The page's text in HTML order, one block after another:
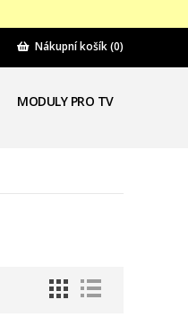
Nákupní košík(0)
MODULY PRO TV